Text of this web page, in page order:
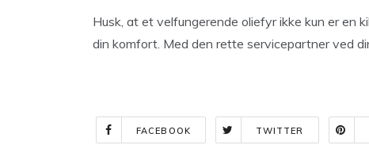
Husk, at et velfungerende oliefyr ikke kun er en
din komfort. Med den rette servicepartner ved
FACEBOOK TWITTER